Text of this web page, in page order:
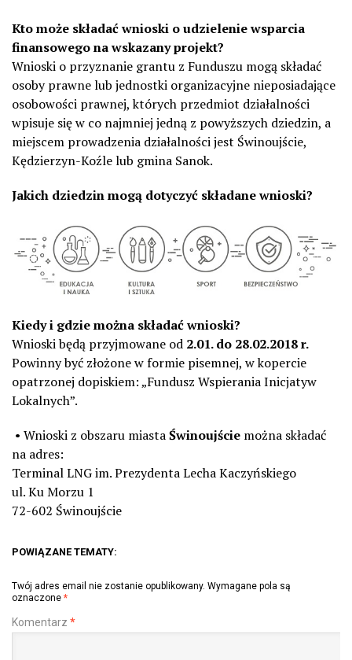
Kto może składać wnioski o udzielenie wsparcia
finansowego na wskazany projekt?
Wnioski o przyznanie grantu z Funduszu mogą składać
osoby prawne lub jednostki organizacyjne nieposiadające
osobowości prawnej, których przedmiot działalności
wpisuje się w co najmniej jedną z powyższych dziedzin, a
miejscem prowadzenia działalności jest Świnoujście,
Kędzierzyn-Koźle lub gmina Sanok.
Jakich dziedzin mogą dotyczyć składane wnioski?
Kiedy i gdzie można składać wnioski?
Wnioski będą przyjmowane od 2.01. do 28.02.2018 r.
Powinny być złożone w formie pisemnej, w kopercie
opatrzonej dopiskiem: „Fundusz Wspierania Inicjatyw
Lokalnych”.
• Wnioski z obszaru miastaŚwinoujście można składać
na adres:
Terminal LNG im. Prezydenta Lecha Kaczyńskiego
ul. Ku Morzu 1
72-602 Świnoujście
POWIĄZANE TEMATY:
Twój adres email nie zostanie opublikowany. Wymagane pola są
oznaczone *
Komentarz *